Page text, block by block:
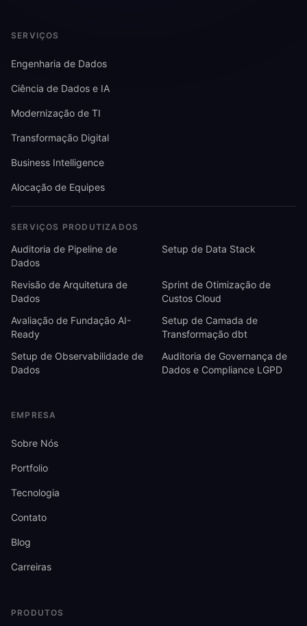
SERVIÇOS
Engenharia de Dados
Ciência de Dados e IA
Modernização de TI
Transformação Digital
Business Intelligence
Alocação de Equipes
SERVIÇOS PRODUTIZADOS
Auditoria de Pipeline de
Dados
Setup de Data Stack
Revisão de Arquitetura de
Dados
Sprint de Otimização de
Custos Cloud
Avaliação de Fundação AI-
Ready
Setup de Camada de
Transformação dbt
Setup de Observabilidade de
Dados
Auditoria de Governança de
Dados e Compliance LGPD
EMPRESA
Sobre Nós
Portfolio
Tecnologia
Contato
Blog
Carreiras
PRODUTOS